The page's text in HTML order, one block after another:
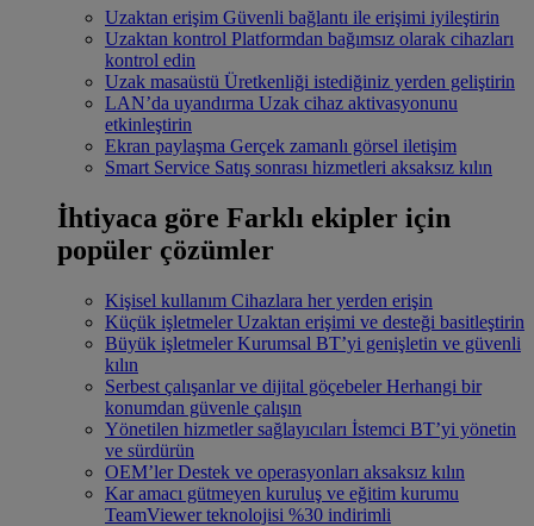
Uzaktan erişim Güvenli bağlantı ile erişimi iyileştirin
Uzaktan kontrol Platformdan bağımsız olarak cihazları
kontrol edin
Uzak masaüstü Üretkenliği istediğiniz yerden geliştirin
LAN’da uyandırma Uzak cihaz aktivasyonunu
etkinleştirin
Ekran paylaşma Gerçek zamanlı görsel iletişim
Smart Service Satış sonrası hizmetleri aksaksız kılın
İhtiyaca göre Farklı ekipler için
popüler çözümler
Kişisel kullanım Cihazlara her yerden erişin
Küçük işletmeler Uzaktan erişimi ve desteği basitleştirin
Büyük işletmeler Kurumsal BT’yi genişletin ve güvenli
kılın
Serbest çalışanlar ve dijital göçebeler Herhangi bir
konumdan güvenle çalışın
Yönetilen hizmetler sağlayıcıları İstemci BT’yi yönetin
ve sürdürün
OEM’ler Destek ve operasyonları aksaksız kılın
Kar amacı gütmeyen kuruluş ve eğitim kurumu
TeamViewer teknolojisi %30 indirimli